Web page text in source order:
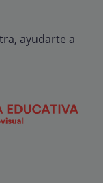
ayudarte a